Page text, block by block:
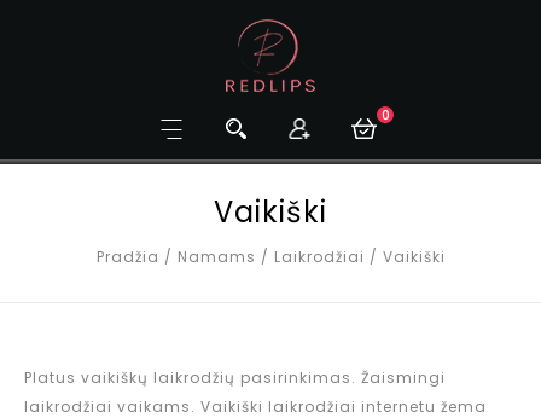
0
Vaikiški
Pradžia / Namams / Laikrodžiai / Vaikiški
Platus vaikiškų laikrodžių pasirinkimas. Žaismingi
laikrodžiai vaikams. Vaikiški laikrodžiai internetu žema